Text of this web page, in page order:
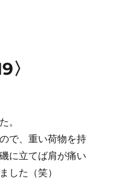
。
で、重い荷物を持
に立てば肩が痛い
した（笑）